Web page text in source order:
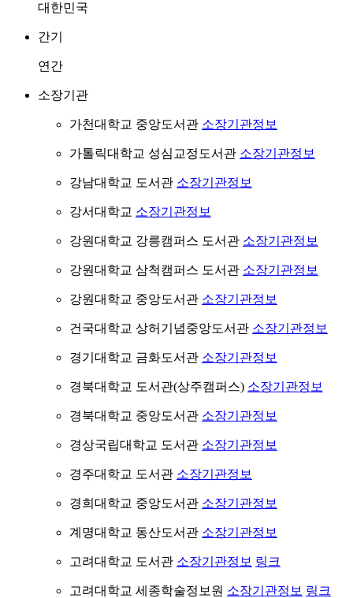
대한민국
간기
연간
소장기관
가천대학교 중앙도서관 소장기관정보
가톨릭대학교 성심교정도서관 소장기관정보
강남대학교 도서관 소장기관정보
강서대학교 소장기관정보
강원대학교 강릉캠퍼스 도서관 소장기관정보
강원대학교 삼척캠퍼스 도서관 소장기관정보
강원대학교 중앙도서관 소장기관정보
건국대학교 상허기념중앙도서관 소장기관정보
경기대학교 금화도서관 소장기관정보
경북대학교 도서관(상주캠퍼스) 소장기관정보
경북대학교 중앙도서관 소장기관정보
경상국립대학교 도서관 소장기관정보
경주대학교 도서관 소장기관정보
경희대학교 중앙도서관 소장기관정보
계명대학교 동산도서관 소장기관정보
고려대학교 도서관 소장기관정보 링크
고려대학교 세종학술정보원 소장기관정보 링크